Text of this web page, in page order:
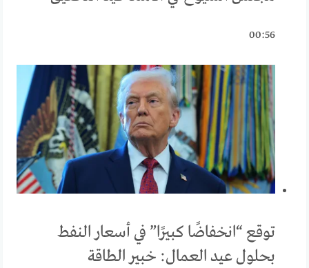
00:56
توقع “انخفاضًا كبيرًا” في أسعار النفط
بحلول عيد العمال: خبير الطاقة